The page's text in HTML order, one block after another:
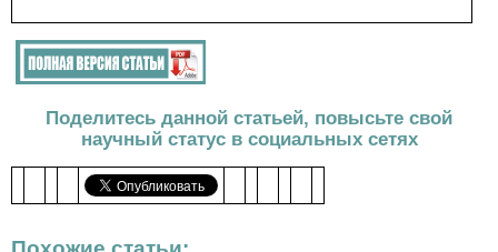
Поделитесь данной статьей, повысьте свой
научный статус в социальных сетях